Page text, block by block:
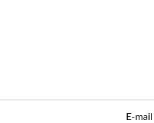
E-mail